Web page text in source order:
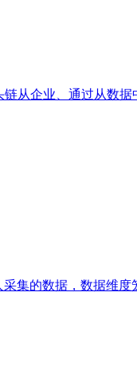
从企业、通过从数据
集的数据，数据维度